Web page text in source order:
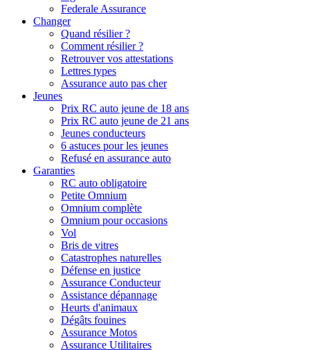
Federale Assurance
Changer
Quand résilier ?
Comment résilier ?
Retrouver vos attestations
Lettres types
Assurance auto pas cher
Jeunes
Prix RC auto jeune de 18 ans
Prix RC auto jeune de 21 ans
Jeunes conducteurs
6 astuces pour les jeunes
Refusé en assurance auto
Garanties
RC auto obligatoire
Petite Omnium
Omnium complète
Omnium pour occasions
Vol
Bris de vitres
Catastrophes naturelles
Défense en justice
Assurance Conducteur
Assistance dépannage
Heurts d'animaux
Dégâts fouines
Assurance Motos
Assurance Utilitaires